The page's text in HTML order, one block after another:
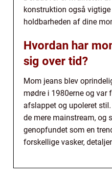
konstruktion også
holdbarheden af dine
Hvordan har
sig over tid?
Mom jeans blev
mødre i 1980erne og var
afslappet og upoleret
de mere mainstream, og
genopfundet som en
forskellige vasker,